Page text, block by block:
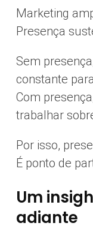
Marketing
Presença
Sem
constante
Com
trabalhar
Por isso,
É ponto de
Um
adiante